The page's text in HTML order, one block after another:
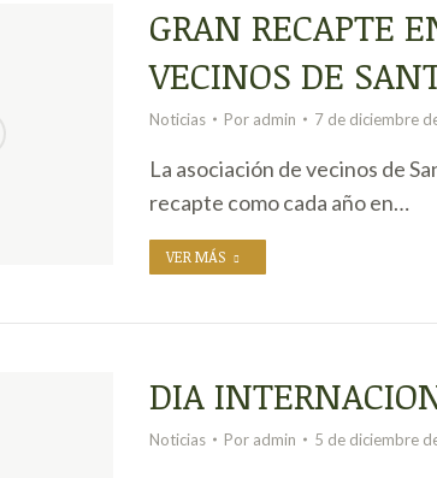
GRAN RECAPTE
VECINOS DE
Noticias Por admin 7 de diciembre
La asociación de vecinos de
recapte como cada año en…
VER MÁS
DIA
Noticias Por admin 5 de diciembre